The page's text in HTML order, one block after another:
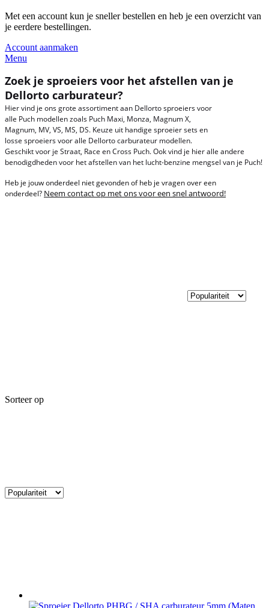
Met een account kun je sneller bestellen en heb je een overzicht van
je eerdere bestellingen.
Account aanmaken
Menu
Zoek je sproeiers voor het afstellen van je
Dellorto carburateur?
Hier vind je ons grote assortiment aan Dellorto sproeiers voor
alle Puch modellen zoals Puch Maxi, Monza, Magnum X,
Magnum, MV, VS, MS, DS. Keuze uit handige sproeier sets en
losse sproeiers voor alle Dellorto carburateur modellen.
Geschikt voor je Straat, Race en Cross Puch. Ook vind je hier alle andere
benodigdheden voor het afstellen van het lucht-benzine mengsel van je Puch!
Heb je jouw onderdeel niet gevonden of heb je vragen over een
onderdeel? Neem contact op met ons voor een snel antwoord!
Sorteer op